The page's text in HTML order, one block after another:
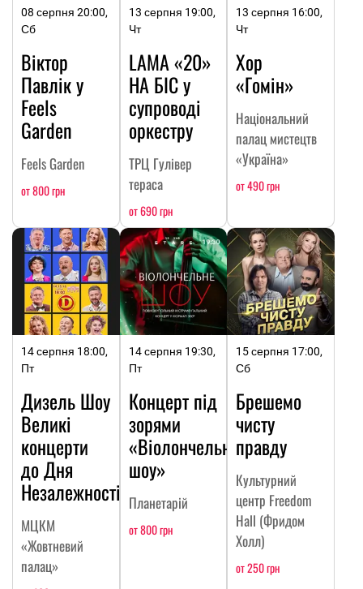
08 серпня 20:00,
Сб
Віктор
Павлік у
Feels
Garden
Feels Garden
от 800 грн
13 серпня 19:00,
Чт
LAMA «20»
НА БІС у
супроводі
оркестру
ТРЦ Гулівер
тераса
от 690 грн
13 серпня 16:00,
Чт
Хор
«Гомін»
Національний
палац мистецтв
«Україна»
от 490 грн
14 серпня 18:00,
Пт
Дизель Шоу
Великі
концерти
до Дня
Незалежності
МЦКМ
«Жовтневий
палац»
14 серпня 19:30,
Пт
Концерт під
зорями
«Віолончельне
шоу»
Планетарій
от 800 грн
15 серпня 17:00,
Сб
Брешемо
чисту
правду
Культурний
центр Freedom
Hall (Фридом
Холл)
от 250 грн